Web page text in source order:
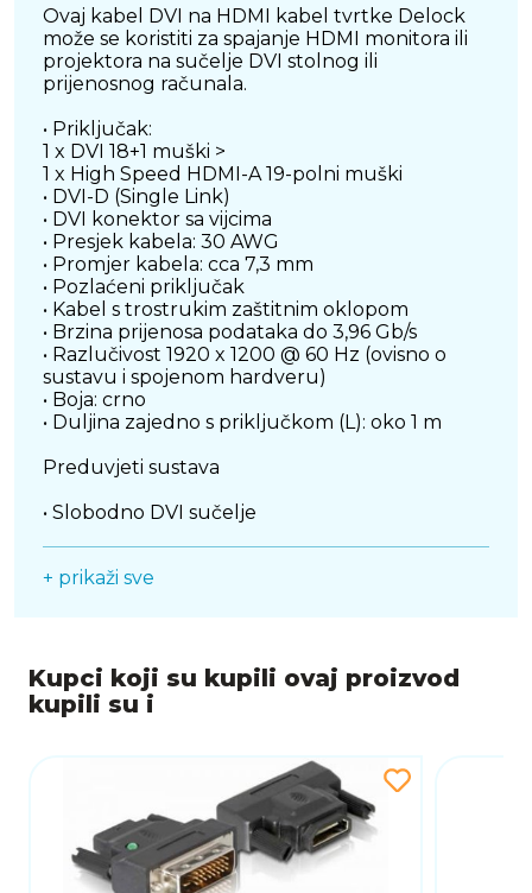
Ovaj kabel DVI na HDMI kabel tvrtke Delock
može se koristiti za spajanje HDMI monitora ili
projektora na sučelje DVI stolnog ili
prijenosnog računala.
• Priključak:
1 x DVI 18+1 muški >
1 x High Speed HDMI-A 19-polni muški
• DVI-D (Single Link)
• DVI konektor sa vijcima
• Presjek kabela: 30 AWG
• Promjer kabela: cca 7,3 mm
• Pozlaćeni priključak
• Kabel s trostrukim zaštitnim oklopom
• Brzina prijenosa podataka do 3,96 Gb/s
• Razlučivost 1920 x 1200 @ 60 Hz (ovisno o
sustavu i spojenom hardveru)
• Boja: crno
• Duljina zajedno s priključkom (L): oko 1 m
Preduvjeti sustava
• Slobodno DVI sučelje
+ prikaži sve
Kupci koji su kupili ovaj proizvod
kupili su i